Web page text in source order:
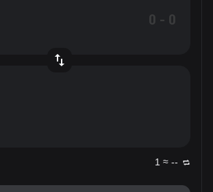
1 ≈ --